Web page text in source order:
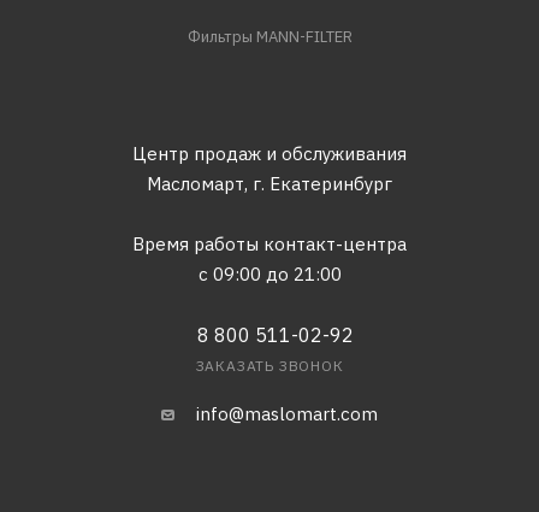
Фильтры MANN-FILTER
Центр продаж и обслуживания
Масломарт, г. Екатеринбург
Время работы контакт-центра
с 09:00 до 21:00
8 800 511-02-92
ЗАКАЗАТЬ ЗВОНОК
info@maslomart.com